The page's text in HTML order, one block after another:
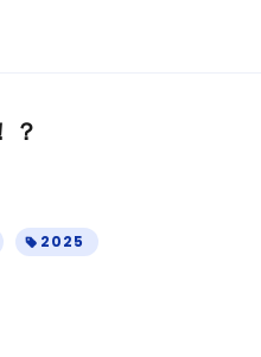
？
2025